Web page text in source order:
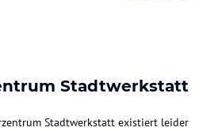
Stadtwerkstatt
Stadtwerkstatt existiert leider